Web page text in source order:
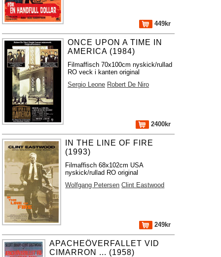
449kr
ONCE UPON A TIME IN
AMERICA (1984)
Filmaffisch 70x100cm nyskick/rullad
RO veck i kanten original
Sergio Leone Robert De Niro
2400kr
IN THE LINE OF FIRE
(1993)
Filmaffisch 68x102cm USA
nyskick/rullad RO original
Wolfgang Petersen Clint Eastwood
249kr
APACHEÖVERFALLET VID
CIMARRON ... (1958)